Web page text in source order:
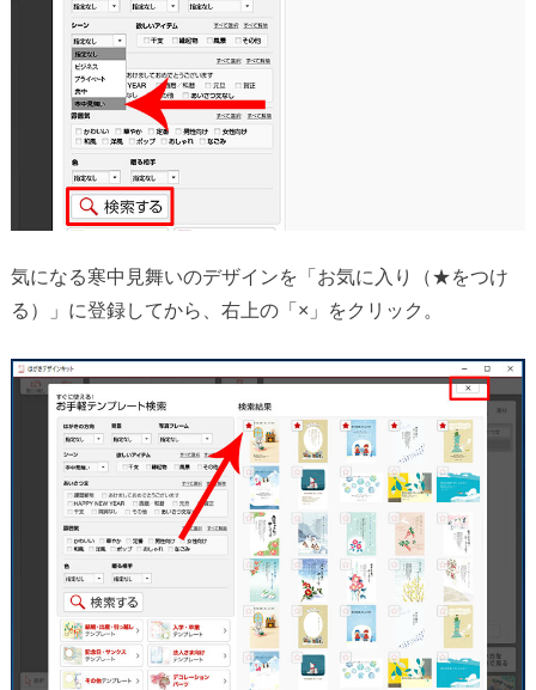
気になる寒中見舞いのデザインを「お気に入り（★をつけ
る）」に登録してから、右上の「×」をクリック。